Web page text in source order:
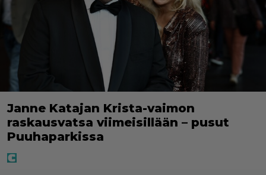
Janne Katajan Krista-vaimon
raskausvatsa viimeisillään – pusut
Puuhaparkissa